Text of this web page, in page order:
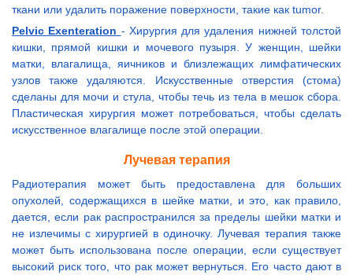
ткани или удалить поражение поверхности, такие как tumor.
Pelvic Exenteration - Хирургия для удаления нижней толстой
кишки, прямой кишки и мочевого пузыря. У женщин, шейки
матки, влагалища, яичников и близлежащих лимфатических
узлов также удаляются. Искусственные отверстия (стома)
сделаны для мочи и стула, чтобы течь из тела в мешок сбора.
Пластическая хирургия может потребоваться, чтобы сделать
искусственное влагалище после этой операции.
Лучевая терапия
Радиотерапия может быть предоставлена для больших
опухолей, содержащихся в шейке матки, и это, как правило,
дается, если рак распространился за пределы шейки матки и
не излечимы с хирургией в одиночку. Лучевая терапия также
может быть использована после операции, если существует
высокий риск того, что рак может вернуться. Его часто дают в